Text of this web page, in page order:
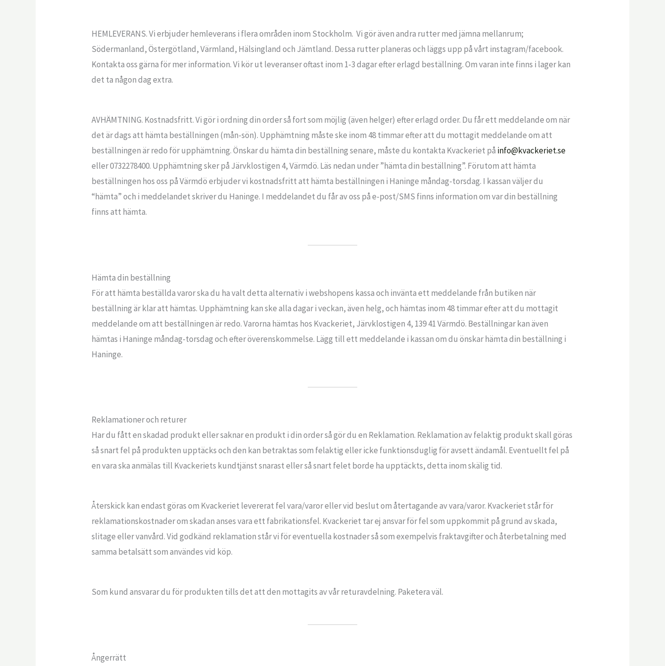
HEMLEVERANS. Vi erbjuder hemleverans i flera områden inom Stockholm. Vi gör även andra rutter med jämna mellanrum;
Södermanland, Östergötland, Värmland, Hälsingland och Jämtland. Dessa rutter planeras och läggs upp på vårt instagram/facebook.
Kontakta oss gärna för mer information. Vi kör ut leveranser oftast inom 1-3 dagar efter erlagd beställning. Om varan inte finns i lager kan
det ta någon dag extra.
AVHÄMTNING. Kostnadsfritt. Vi gör i ordning din order så fort som möjlig (även helger) efter erlagd order. Du får ett meddelande om när
det är dags att hämta beställningen (mån-sön). Upphämtning måste ske inom 48 timmar efter att du mottagit meddelande om att
beställningen är redo för upphämtning. Önskar du hämta din beställning senare, måste du kontakta Kvackeriet på info@kvackeriet.se
eller 0732278400. Upphämtning sker på Järvklostigen 4, Värmdö. Läs nedan under ”hämta din beställning”. Förutom att hämta
beställningen hos oss på Värmdö erbjuder vi kostnadsfritt att hämta beställningen i Haninge måndag-torsdag. I kassan väljer du
“hämta” och i meddelandet skriver du Haninge. I meddelandet du får av oss på e-post/SMS finns information om var din beställning
finns att hämta.
Hämta din beställning
För att hämta beställda varor ska du ha valt detta alternativ i webshopens kassa och invänta ett meddelande från butiken när
beställning är klar att hämtas. Upphämtning kan ske alla dagar i veckan, även helg, och hämtas inom 48 timmar efter att du mottagit
meddelande om att beställningen är redo. Varorna hämtas hos Kvackeriet, Järvklostigen 4, 139 41 Värmdö. Beställningar kan även
hämtas i Haninge måndag-torsdag och efter överenskommelse. Lägg till ett meddelande i kassan om du önskar hämta din beställning i
Haninge.
Reklamationer och returer
Har du fått en skadad produkt eller saknar en produkt i din order så gör du en Reklamation. Reklamation av felaktig produkt skall göras
så snart fel på produkten upptäcks och den kan betraktas som felaktig eller icke funktionsduglig för avsett ändamål. Eventuellt fel på
en vara ska anmälas till Kvackeriets kundtjänst snarast eller så snart felet borde ha upptäckts, detta inom skälig tid.
Återskick kan endast göras om Kvackeriet levererat fel vara/varor eller vid beslut om återtagande av vara/varor. Kvackeriet står för
reklamationskostnader om skadan anses vara ett fabrikationsfel. Kvackeriet tar ej ansvar för fel som uppkommit på grund av skada,
slitage eller vanvård. Vid godkänd reklamation står vi för eventuella kostnader så som exempelvis fraktavgifter och återbetalning med
samma betalsätt som användes vid köp.
Som kund ansvarar du för produkten tills det att den mottagits av vår returavdelning. Paketera väl.
Ångerrätt